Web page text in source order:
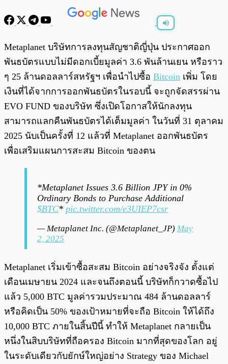
Metaplanet บริษัทการลงทุนสัญชาติญี่ปุ่น ประกาศออก
พันธบัตรแบบไม่มีดอกเบี้ยมูลค่า 3.6 พันล้านเยน หรือราว
ๆ 25 ล้านดอลลาร์สหรัฐฯ เพื่อนำไปซื้อ Bitcoin เพิ่ม โดย
เงินที่ได้จากการออกพันธบัตรในรอบนี้ จะถูกจัดสรรผ่าน
EVO FUND ของบริษัท ซึ่งเปิดโอกาสให้นักลงทุน
สามารถแลกคืนพันธบัตรได้เต็มมูลค่า ในวันที่ 31 ตุลาคม
2025 นับเป็นครั้งที่ 12 แล้วที่ Metaplanet ออกพันธบัตร
เพื่อเสริมแผนการสะสม Bitcoin ของตน
*Metaplanet Issues 3.6 Billion JPY in 0%
Ordinary Bonds to Purchase Additional
$BTC* pic.twitter.com/e3UIEP7csr
— Metaplanet Inc. (@Metaplanet_JP) May
2, 2025
Metaplanet เริ่มเข้าซื้อสะสม Bitcoin อย่างจริงจัง ตั้งแต่
เดือนเมษายน 2024 และจนถึงตอนนี้ บริษัทก็กวาดซื้อไป
แล้ว 5,000 BTC มูลค่ารวมประมาณ 484 ล้านดอลลาร์
หรือคิดเป็น 50% ของเป้าหมายที่จะถือ Bitcoin ให้ได้ถึง
10,000 BTC ภายในสิ้นปีนี้ ทำให้ Metaplanet กลายเป็น
หนึ่งในสิบบริษัทที่ถือครอง Bitcoin มากที่สุดของโลก อยู่
ในระดับเดียวกับยักษ์ใหญ่อย่าง Strategy ของ Michael